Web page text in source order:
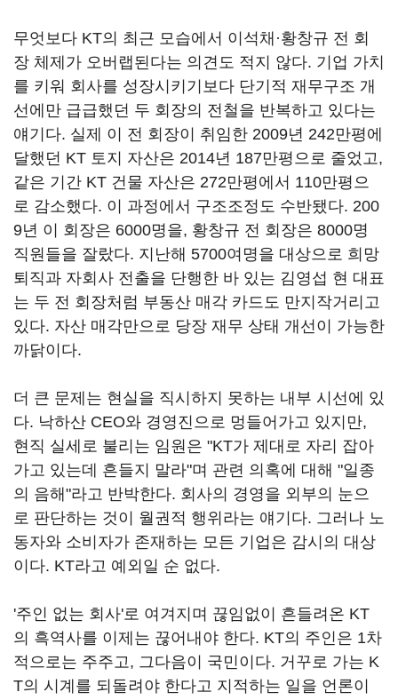
무엇보다 KT의 최근 모습에서 이석채·황창규 전 회
장 체제가 오버랩된다는 의견도 적지 않다. 기업 가치
를 키워 회사를 성장시키기보다 단기적 재무구조 개
선에만 급급했던 두 회장의 전철을 반복하고 있다는
얘기다. 실제 이 전 회장이 취임한 2009년 242만평에
달했던 KT 토지 자산은 2014년 187만평으로 줄었고,
같은 기간 KT 건물 자산은 272만평에서 110만평으
로 감소했다. 이 과정에서 구조조정도 수반됐다. 200
9년 이 회장은 6000명을, 황창규 전 회장은 8000명
직원들을 잘랐다. 지난해 5700여명을 대상으로 희망
퇴직과 자회사 전출을 단행한 바 있는 김영섭 현 대표
는 두 전 회장처럼 부동산 매각 카드도 만지작거리고
있다. 자산 매각만으로 당장 재무 상태 개선이 가능한
까닭이다.
더 큰 문제는 현실을 직시하지 못하는 내부 시선에 있
다. 낙하산 CEO와 경영진으로 멍들어가고 있지만,
현직 실세로 불리는 임원은 "KT가 제대로 자리 잡아
가고 있는데 흔들지 말라"며 관련 의혹에 대해 "일종
의 음해"라고 반박한다. 회사의 경영을 외부의 눈으
로 판단하는 것이 월권적 행위라는 얘기다. 그러나 노
동자와 소비자가 존재하는 모든 기업은 감시의 대상
이다. KT라고 예외일 순 없다.
'주인 없는 회사'로 여겨지며 끊임없이 흔들려온 KT
의 흑역사를 이제는 끊어내야 한다. KT의 주인은 1차
적으로는 주주고, 그다음이 국민이다. 거꾸로 가는 K
T의 시계를 되돌려야 한다고 지적하는 일을 언론이